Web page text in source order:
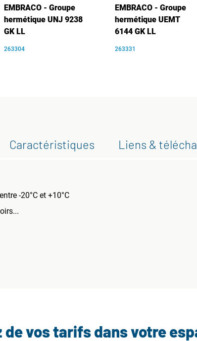
EMBRACO - Groupe
hermétique UNJ 9238
GK LL
263304
EMBRACO - Groupe
hermétique UEMT
6144 GK LL
263331
Caractéristiques Liens &
-20°C et +10°C
vos tarifs dans votre